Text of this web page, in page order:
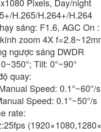
H.265/H.264+/H.264
sáng: F1.6, AGC On
zoom 4X
ngược sáng DWDR
Tilt: 0°~90°
quay:
Speed: 0.1°~60°/s
Speed: 0.1°~50°/s
rate: